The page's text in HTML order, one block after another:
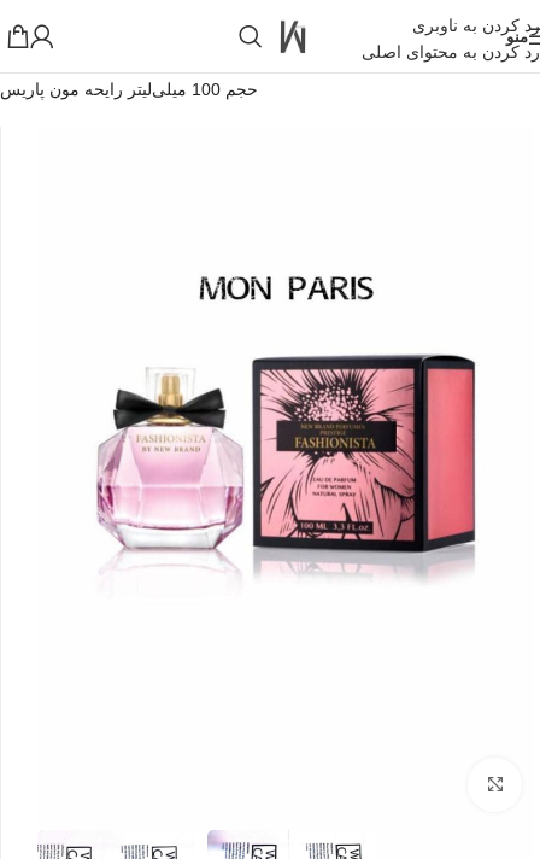
رد کردن به ناوبری
رد کردن به محتوای اصلی
منو
خانه»فروشگاه اینترنتی واکارنا
حجم 100 میلی‌لیتر رایحه مون پاریس